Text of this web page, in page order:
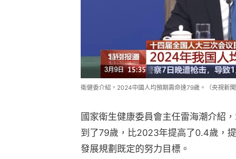
衛健委介紹，2024中國人均預期壽命達79歲。（央視新聞
國家衛生健康委員會主任雷海潮介紹
到了79歲，比2023年提高了0.4歲，
發展規劃既定的努力目標。